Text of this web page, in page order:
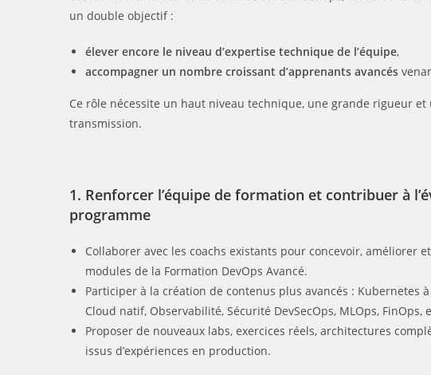
un double objectif :
élever encore le niveau d’expertise technique de l’équipe,
accompagner un nombre croissant d’apprenants avancés
Ce rôle nécessite un haut niveau technique, une grande rigueur et
transmission.
1. Renforcer l’équipe de formation et contribuer à
programme
Collaborer avec les coachs existants pour concevoir, améliorer
modules de la Formation DevOps Avancé.
Participer à la création de contenus plus avancés : Kubernetes
Cloud natif, Observabilité, Sécurité DevSecOps, MLOps, FinOps,
Proposer de nouveaux labs, exercices réels, architectures
issus d’expériences en production.